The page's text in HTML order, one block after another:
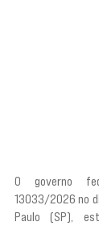
O governo
13033/2026 no
Paulo (SP),